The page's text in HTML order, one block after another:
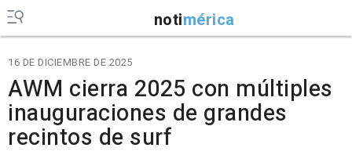
notimérica
16 DE DICIEMBRE DE 2025
AWM cierra 2025 con múltiples
inauguraciones de grandes
recintos de surf